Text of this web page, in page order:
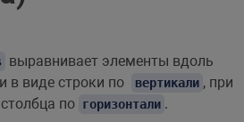
выравнивает элементы вдоль
в виде строки по
вертикали , при
по горизонтали .